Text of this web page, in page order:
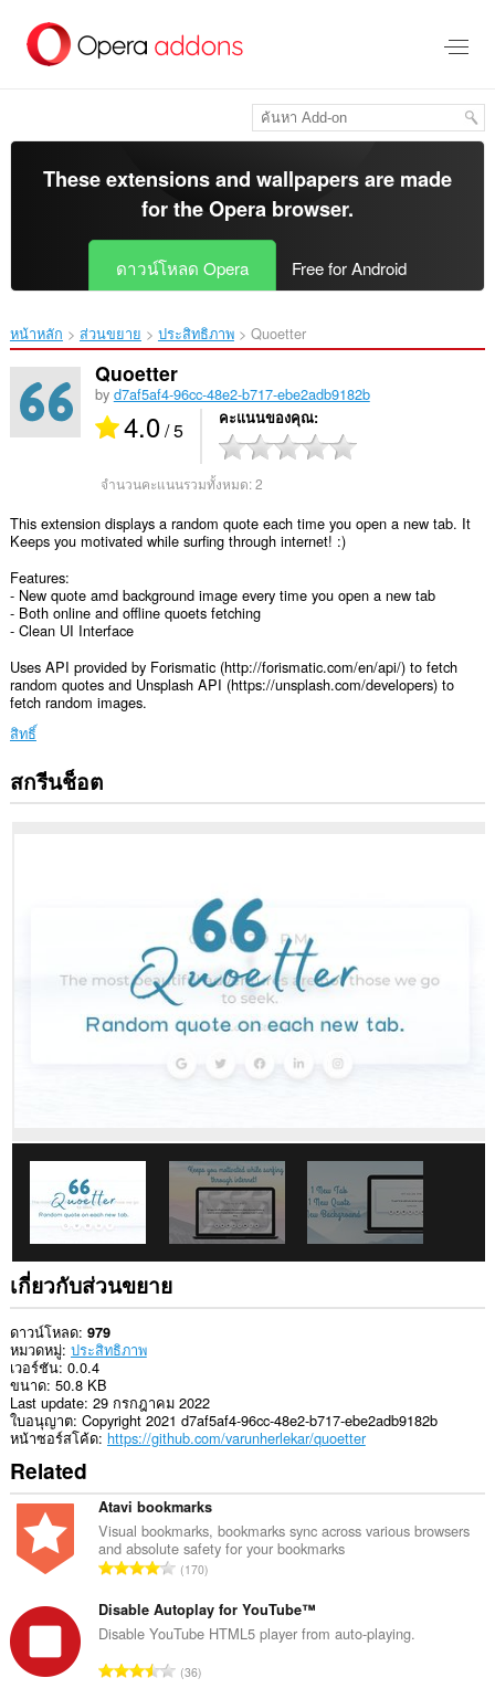
These extensions and wallpapers are made
for theOpera browser.
ดาวน์โหลด Opera Free for Android
หน้าหลัก ส่วนขยาย ประสิทธิภาพ Quoetter‎
Quoetter
by d7af5af4-96cc-48e2-b717-ebe2adb9182b
4.0/ 5 คะแนนของคุณ
จำนวนคะแนนรวมทั้งหมด:2
This extension displays a random quote each time you open a new tab. It
Keeps you motivated while surfing through internet! :)
Features:
- New quote amd background image every time you open a new tab
- Both online and offline quoets fetching
- Clean UI Interface
Uses API provided by Forismatic (http://forismatic.com/en/api/) to fetch
random quotes and Unsplash API (https://unsplash.com/developers) to
fetch random images.
สิทธิ์
ส่วน
ขยาย
สกรีนช็อต
เกี่ยวกับส่วนขยาย
ดาวน์โหลด 979
หมวดหมู่ ประสิทธิภาพ
เวอร์ชัน 0.0.4
ขนาด 50.8 KB
Last update 29 กรกฎาคม 2022
ใบอนุญาต Copyright 2021 d7af5af4-96cc-48e2-b717-ebe2adb9182b
หน้าซอร์สโค้ด https://github.com/varunherlekar/quoetter
Related
Atavi bookmarks
Visual bookmarks, bookmarks sync across various browsers
and absolute safety for your bookmarks
จำ
ว
น
ะ
170
Disable Autoplay for YouTube™
Disable YouTube HTML5 player from auto-playing.
จำ
36